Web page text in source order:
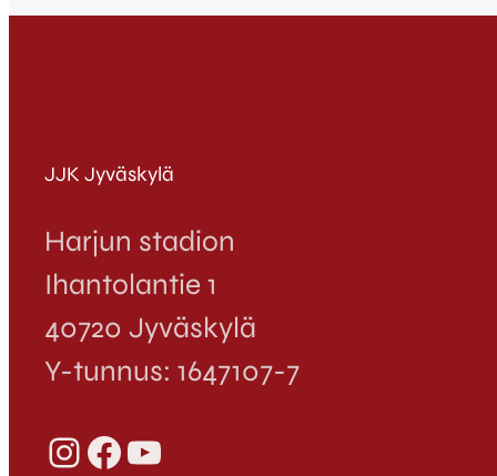
JJK Jyväskylä
Harjun stadion
Ihantolantie 1
40720 Jyväskylä
Y-tunnus: 1647107-7
InstagramFacebook YouTube